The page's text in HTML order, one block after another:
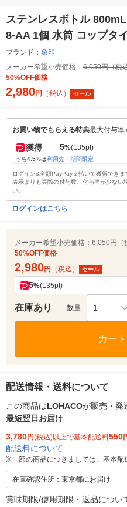
ステンレスボトル
8-AA 1個 水筒 コップタ
ブランド： 象印
メーカー希望小売価格： 6,050円（税
50%OFF価格
2,980円 （税込） セール
お買い物でもらえる特典最大付与率
獲得 5%(135pt)
うち4.5%は利用先・期間限定
ログイン&全額PayPay支払いで獲得でき
表示よりも実際の付与数、付与率が少ない
い。
ログインはこちら
メーカー希望小売価格： 6,050円（
50%OFF価格
2,980円 （税込） セール
5%(135pt)
在庫あり 数量 1
カー
配送情報・送料について
この商品はLOHACOが販売・発
最短翌日お届け
3,780円(税込)以上で基本配送料550
配送料について
※一部の商品につきましては、基本配
在庫確認住所：東京都にお届け
賞味期限/使用期限・返品につい